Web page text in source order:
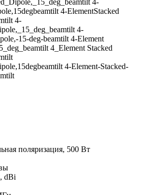
4-
4-ElementStacked
4-
4-
15-deg-beamtilt 4-Element
4_Element Stacked
4-Element-Stacked-
поляризация, 500 Вт
dBi